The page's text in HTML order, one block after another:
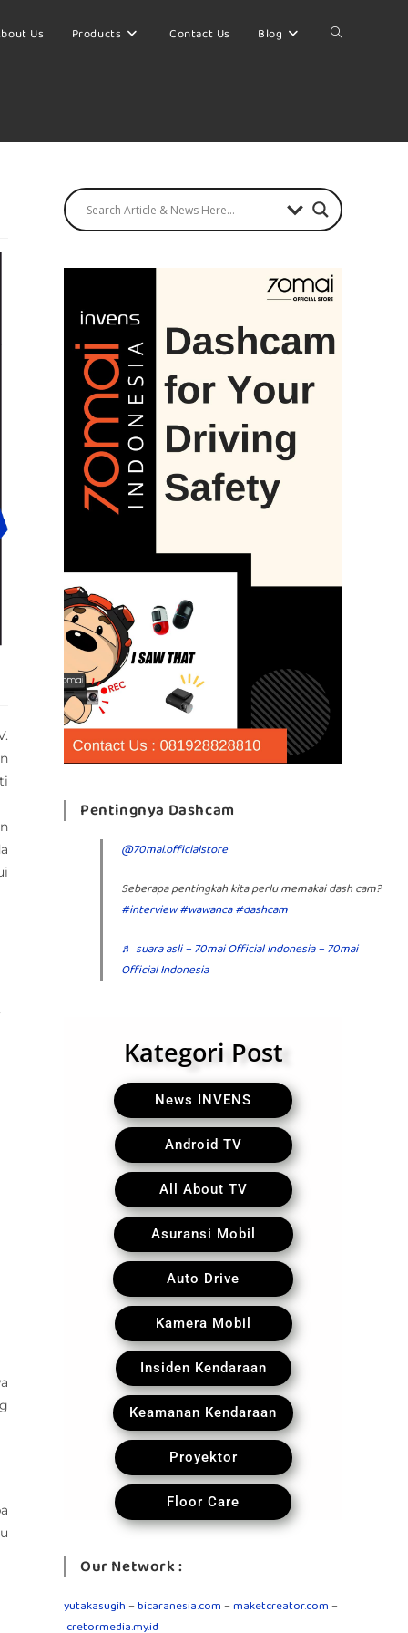
Us Products Contact Us Blog
Pentingnya Dashcam
@70mai.officialstore
Seberapa pentingkah kita perlu memakai dash cam?
#interview#wawanca#dashcam
♬ suara asli – 70mai Official Indonesia – 70mai
Official Indonesia
Kategori Post
News INVENS
Android TV
All About TV
Asuransi Mobil
Auto Drive
Kamera Mobil
Insiden Kendaraan
Keamanan Kendaraan
Proyektor
Floor Care
Our Network :
yutakasugih–bicaranesia.com–maketcreator.com–
cretormedia.my.id